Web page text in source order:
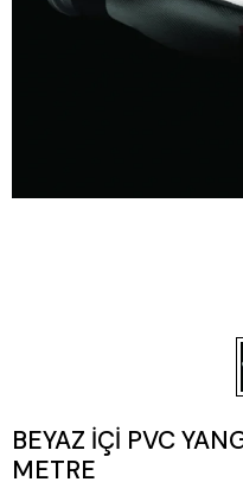
BEYAZ İÇİ PVC
METRE